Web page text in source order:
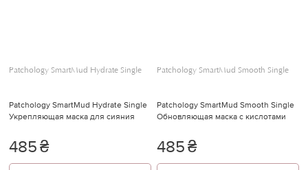
Patchology SmartMud Hydrate Single
Patchology SmartMud Hydrate Single
Укрепляющая маска для сияния
485₴
Patchology SmartMud Smooth Single
Patchology SmartMud Smooth Single
Обновляющая маска с кислотами
485₴